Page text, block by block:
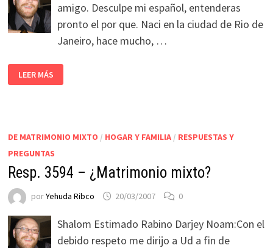
amigo. Desculpe mi español, entenderas
pronto el por que. Naci en la ciudad de Rio de
Janeiro, hace mucho, …
LEER MÁS
DE MATRIMONIO MIXTO / HOGAR Y FAMILIA/ RESPUESTAS Y
PREGUNTAS
Resp. 3594 – ¿Matrimonio mixto?
porYehuda Ribco 20/03/2007 0
Shalom Estimado Rabino Darjey Noam:Con el
debido respeto me dirijo a Ud a fin de